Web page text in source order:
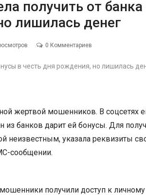
получить от
лишилась денег
0 Комментариев
жертвой мошенников. В соцсетях
из банков дарит ей бонусы. Для
неизвестным, указала реквизиты
сообщении.
получили доступ к личному